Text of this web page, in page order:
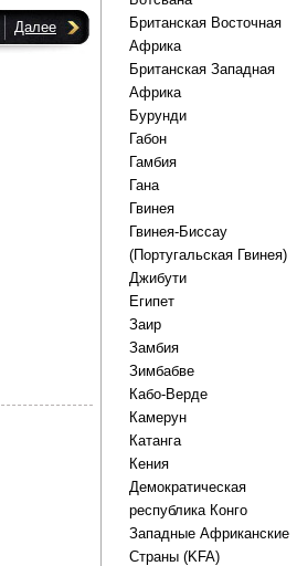
Британская Восточная
Африка
Британская Западная
Африка
Бурунди
Габон
Гамбия
Гана
Гвинея
Гвинея-Биссау
(Португальская Гвинея)
Джибути
Египет
Заир
Замбия
Зимбабве
Кабо-Верде
Камерун
Катанга
Кения
Демократическая
республика Конго
Западные Африканские
Страны (KFA)
Далее